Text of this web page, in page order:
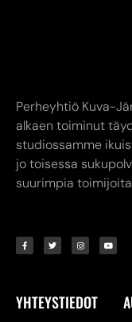
Perheyhtiö Kuva-
alkaen toiminut
studiossamme
jo toisessa
suurimpia
YHTEYSTIEDOT